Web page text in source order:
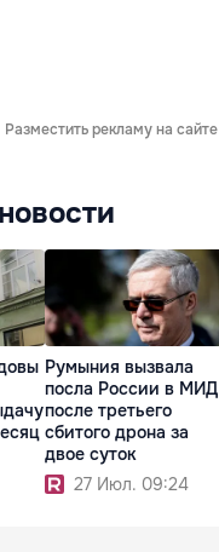
Разместить рекламу на сайте
Румыния вызвала
посла России в МИД
после третьего
сбитого дрона за
двое суток
27 Июл. 09:24